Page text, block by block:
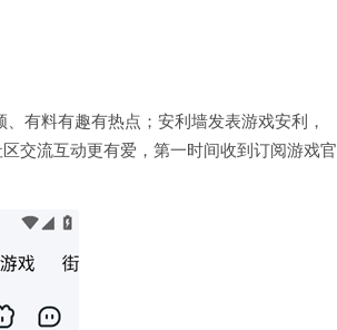
有料有趣有热点；安利墙发表游戏安利，
交流互动更有爱，第一时间收到订阅游戏官